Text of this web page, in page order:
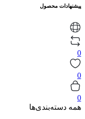
پیشنهادات محصول
0
0
0
همه دسته‌بندی‌ها